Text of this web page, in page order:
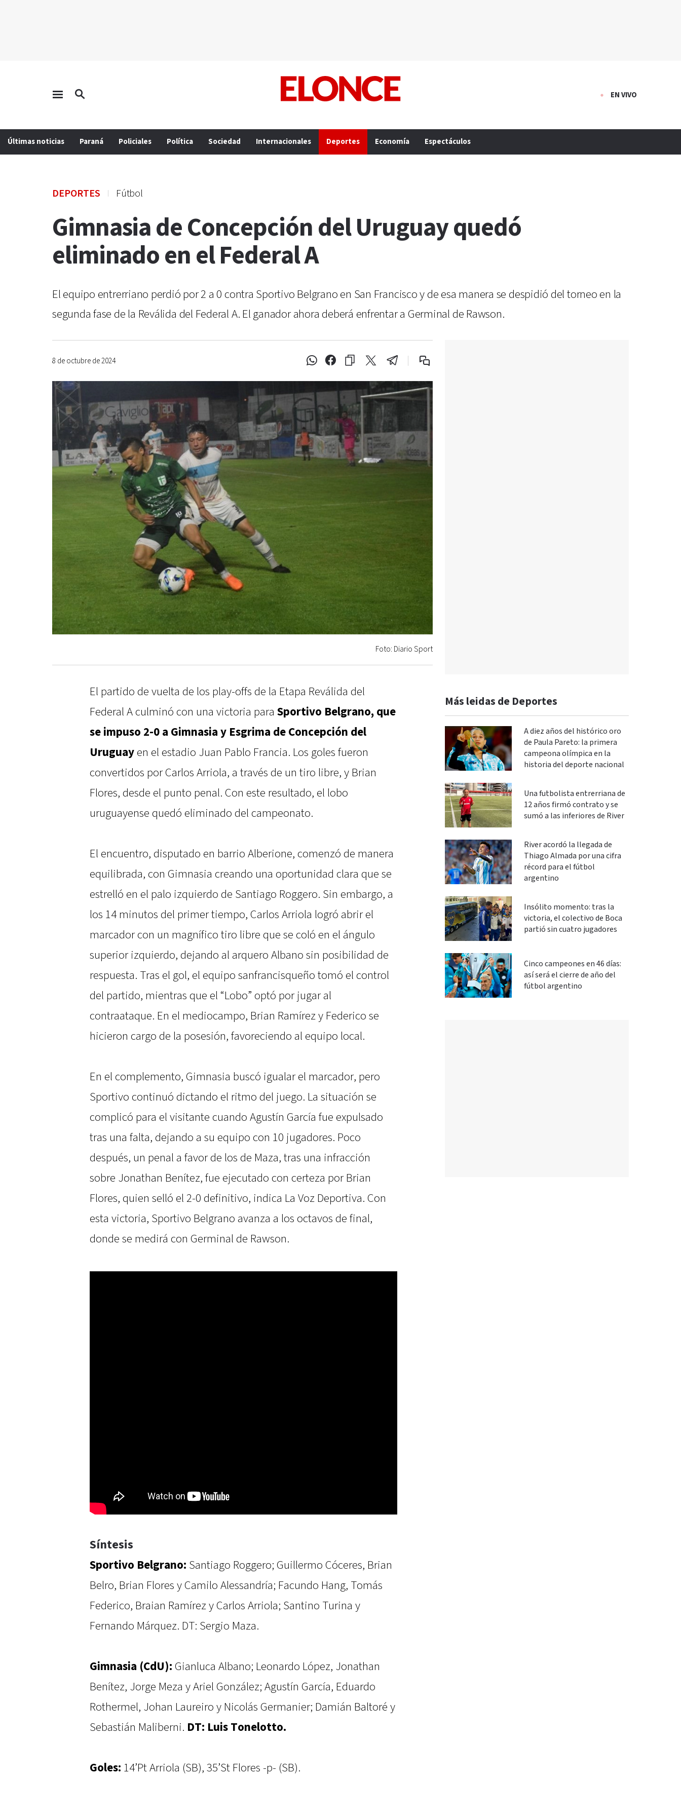
EN VIVO
Últimas noticias Paraná Policiales Política Sociedad Internacionales Deportes Economía Espectáculos
DEPORTES Fútbol
Gimnasia de Concepción del Uruguay quedó
eliminado en el Federal A
El equipo entrerriano perdió por 2 a 0 contra Sportivo Belgrano en San Francisco y de esa manera se despidió del torneo en la
segunda fase de la Reválida del Federal A. El ganador ahora deberá enfrentar a Germinal de Rawson.
8 de octubre de 2024
Foto: Diario Sport
El partido de vuelta de los play-offs de la Etapa Reválida del
Federal A culminó con una victoria para Sportivo Belgrano, que
se impuso 2-0 a Gimnasia y Esgrima de Concepción del
Uruguayen el estadio Juan Pablo Francia. Los goles fueron
convertidos por Carlos Arriola, a través de un tiro libre, y Brian
Flores, desde el punto penal. Con este resultado, el lobo
uruguayense quedó eliminado del campeonato.
El encuentro, disputado en barrio Alberione, comenzó de manera
equilibrada, con Gimnasia creando una oportunidad clara que se
estrelló en el palo izquierdo de Santiago Roggero. Sin embargo, a
los 14 minutos del primer tiempo, Carlos Arriola logró abrir el
marcador con un magnífico tiro libre que se coló en el ángulo
superior izquierdo, dejando al arquero Albano sin posibilidad de
respuesta. Tras el gol, el equipo sanfrancisqueño tomó el control
del partido, mientras que el “Lobo” optó por jugar al
contraataque. En el mediocampo, Brian Ramírez y Federico se
hicieron cargo de la posesión, favoreciendo al equipo local.
En el complemento, Gimnasia buscó igualar el marcador, pero
Sportivo continuó dictando el ritmo del juego. La situación se
complicó para el visitante cuando Agustín García fue expulsado
tras una falta, dejando a su equipo con 10 jugadores. Poco
después, un penal a favor de los de Maza, tras una infracción
sobre Jonathan Benítez, fue ejecutado con certeza por Brian
Flores, quien selló el 2-0 definitivo, indica La Voz Deportiva. Con
esta victoria, Sportivo Belgrano avanza a los octavos de final,
donde se medirá con Germinal de Rawson.
Síntesis
Sportivo Belgrano: Santiago Roggero; Guillermo Cóceres, Brian
Belro, Brian Flores y Camilo Alessandría; Facundo Hang, Tomás
Federico, Braian Ramírez y Carlos Arriola; Santino Turina y
Fernando Márquez. DT: Sergio Maza.
Gimnasia (CdU): Gianluca Albano; Leonardo López, Jonathan
Benítez, Jorge Meza y Ariel González; Agustín García, Eduardo
Rothermel, Johan Laureiro y Nicolás Germanier; Damián Baltoré y
Sebastián Maliberni. DT: Luis Tonelotto.
Goles: 14’Pt Arriola (SB), 35’St Flores -p- (SB).
Más leidas de Deportes
A diez años del histórico oro
de Paula Pareto: la primera
campeona olímpica en la
historia del deporte nacional
Una futbolista entrerriana de
12 años firmó contrato y se
sumó a las inferiores de River
River acordó la llegada de
Thiago Almada por una cifra
récord para el fútbol
argentino
Insólito momento: tras la
victoria, el colectivo de Boca
partió sin cuatro jugadores
Cinco campeones en 46 días:
así será el cierre de año del
fútbol argentino